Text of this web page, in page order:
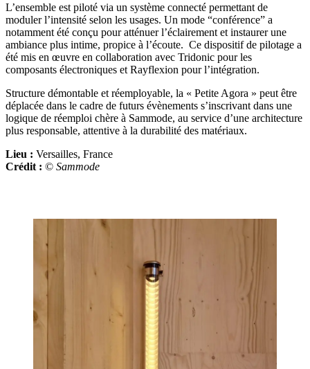
L’ensemble est piloté via un système connecté permettant de
moduler l’intensité selon les usages. Un mode “conférence” a
notamment été conçu pour atténuer l’éclairement et instaurer une
ambiance plus intime, propice à l’écoute. Ce dispositif de pilotage a
été mis en œuvre en collaboration avec Tridonic pour les
composants électroniques et Rayflexion pour l’intégration.
Structure démontable et réemployable, la « Petite Agora » peut être
déplacée dans le cadre de futurs évènements s’inscrivant dans une
logique de réemploi chère à Sammode, au service d’une architecture
plus responsable, attentive à la durabilité des matériaux.
Lieu : Versailles, France
Crédit : © Sammode